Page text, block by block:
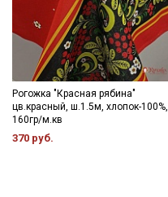
Рогожка "Красная рябина"
цв.красный, ш.1.5м, хлопок-100%,
160гр/м.кв
370 руб.